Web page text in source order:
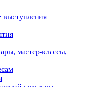
выступления
мастер-классы,